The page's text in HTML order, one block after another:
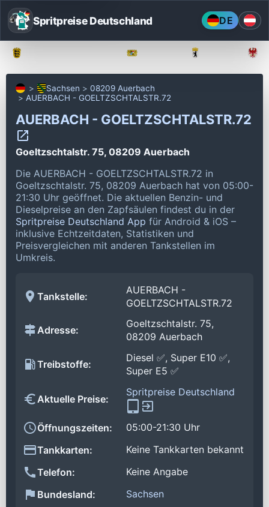
Spritpreise Deutschland DE
Sachsen
08209 Auerbach
AUERBACH - GOELTZSCHTALSTR.72
AUERBACH - GOELTZSCHTALSTR.72
Goeltzschtalstr. 75, 08209 Auerbach
Die AUERBACH - GOELTZSCHTALSTR.72 in
Goeltzschtalstr. 75, 08209 Auerbach hat von 05:00-
21:30 Uhr geöffnet. Die aktuellen Benzin- und
Dieselpreise an den Zapfsäulen findest du in der
Spritpreise Deutschland App für Android & iOS –
inklusive Echtzeitdaten, Statistiken und
Preisvergleichen mit anderen Tankstellen im
Umkreis.
Tankstelle:
AUERBACH -
GOELTZSCHTALSTR.72
Adresse:
Goeltzschtalstr. 75,
08209 Auerbach
Treibstoffe:
Diesel ✅, Super E10 ✅,
Super E5 ✅
Aktuelle Preise:
Spritpreise Deutschland
Öffnungszeiten:
05:00-21:30 Uhr
Tankkarten:
Keine Tankkarten bekannt
Telefon:
Keine Angabe
Bundesland:
Sachsen